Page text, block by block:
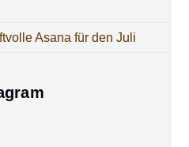
Asana für den Juli